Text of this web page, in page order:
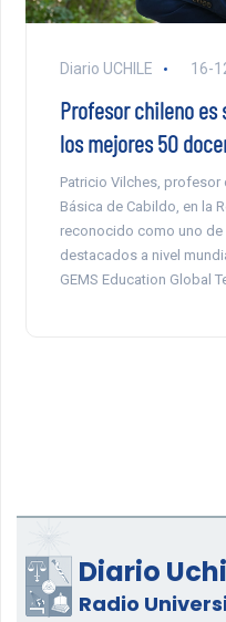
Diario UCHILE 16-
Profesor chileno
los mejores 50
Patricio Vilches, profesor
Básica de Cabildo, en la
reconocido como uno
destacados a nivel
GEMS Education Global
Diario
Radio